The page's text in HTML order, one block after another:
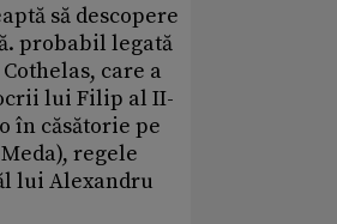
să descopere
probabil legată
care a
lui Filip al II-
în căsătorie pe
regele
lui Alexandru